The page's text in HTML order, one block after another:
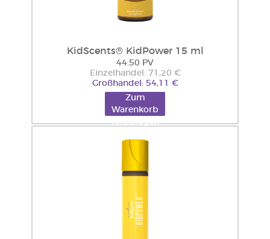
KidScents® KidPower 15 ml
44.50 PV
Einzelhandel: 71,20 €
Großhandel: 54,11 €
Zum
Warenkorb
hinzufügen